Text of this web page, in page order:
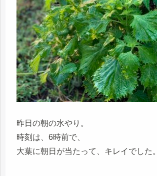
昨日の朝の水やり。
時刻は、6時前で、
大葉に朝日が当たって、キレイでした。